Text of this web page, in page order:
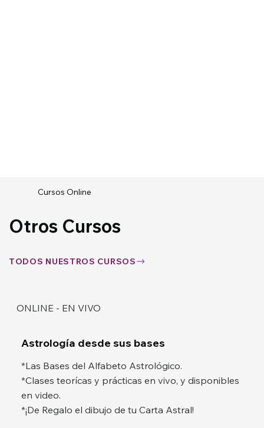
Cursos Online
Otros Cursos
TODOS NUESTROS CURSOS
ONLINE - EN VIVO
Astrología desde sus bases
*Las Bases del Alfabeto Astrológico.
*Clases teorícas y prácticas en vivo, y disponibles
en video.
*¡De Regalo el dibujo de tu Carta Astral!